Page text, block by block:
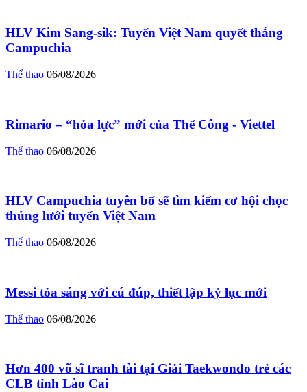
HLV Kim Sang-sik: Tuyển Việt Nam quyết thắng
Campuchia
Thể thao 06/08/2026
Rimario – “hỏa lực” mới của Thể Công - Viettel
Thể thao 06/08/2026
HLV Campuchia tuyên bố sẽ tìm kiếm cơ hội chọc
thủng lưới tuyển Việt Nam
Thể thao 06/08/2026
Messi tỏa sáng với cú đúp, thiết lập kỷ lục mới
Thể thao 06/08/2026
Hơn 400 võ sĩ tranh tài tại Giải Taekwondo trẻ các
CLB tỉnh Lào Cai